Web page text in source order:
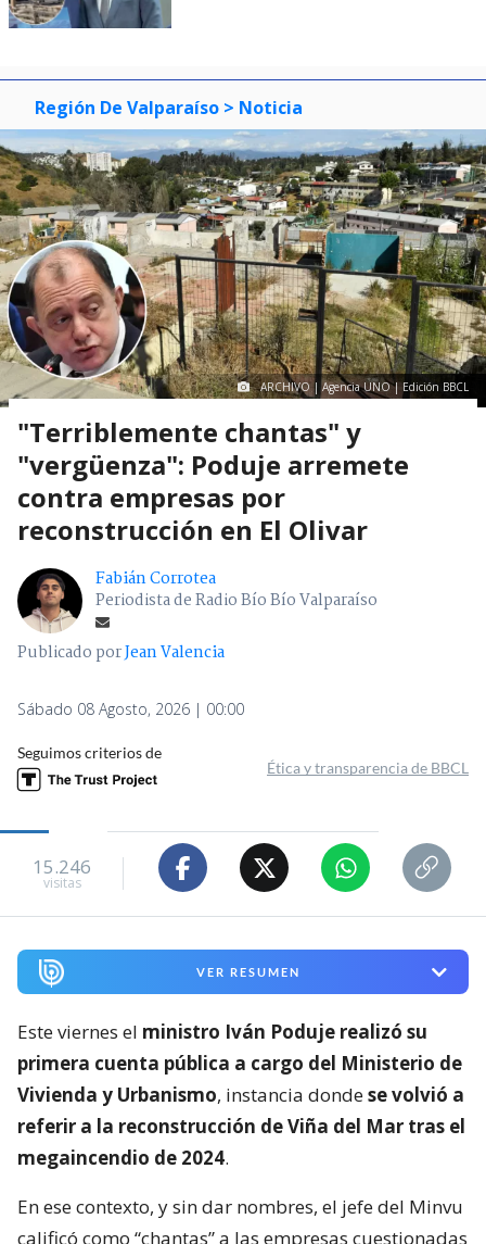
Región De Valparaíso > Noticia
ARCHIVO | Agencia UNO | Edición BBCL
"Terriblemente chantas" y
"vergüenza": Poduje arremete
contra empresas por
reconstrucción en El Olivar
Fabián Corrotea
Periodista de Radio Bío Bío Valparaíso
Publicado porJean Valencia
Sábado 08 Agosto, 2026 | 00:00
Seguimos criterios de
Ética y transparencia de BBCL
15.246
visitas
VER RESUMEN
Este viernes el ministro Iván Poduje realizó su
primera cuenta pública a cargo del Ministerio de
Vivienda y Urbanismo, instancia dondese volvió a
referir a la reconstrucción de Viña del Mar tras el
megaincendio de 2024.
En ese contexto, y sin dar nombres, el jefe del Minvu
calificó como “chantas” a las empresas cuestionadas